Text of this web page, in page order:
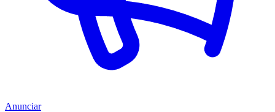
Anunciar